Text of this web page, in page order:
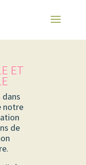
ET
notre
de